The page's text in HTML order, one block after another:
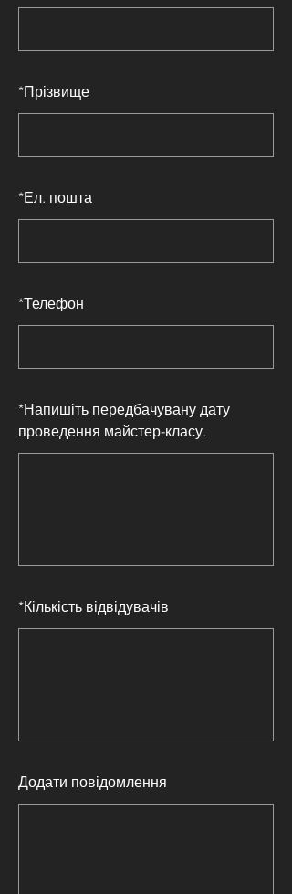
*Прізвище
*Ел. пошта
*Телефон
*Напишіть передбачувану дату
проведення майстер-класу.
*Кількість відвідувачів
Додати повідомлення